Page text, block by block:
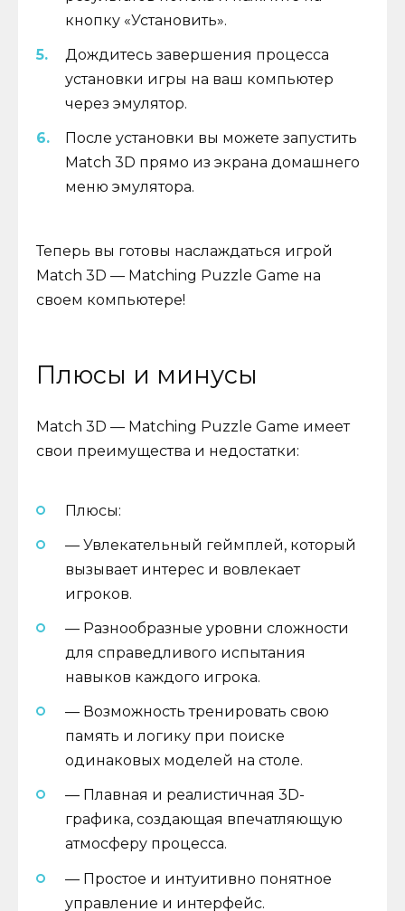
кнопку «Установить».
Дождитесь завершения процесса
установки игры на ваш компьютер
через эмулятор.
После установки вы можете запустить
Match 3D прямо из экрана домашнего
меню эмулятора.
Теперь вы готовы наслаждаться игрой
Match 3D — Matching Puzzle Game на
своем компьютере!
Плюсы и минусы
Match 3D — Matching Puzzle Game имеет
свои преимущества и недостатки:
Плюсы:
— Увлекательный геймплей, который
вызывает интерес и вовлекает
игроков.
— Разнообразные уровни сложности
для справедливого испытания
навыков каждого игрока.
— Возможность тренировать свою
память и логику при поиске
одинаковых моделей на столе.
— Плавная и реалистичная 3D-
графика, создающая впечатляющую
атмосферу процесса.
— Простое и интуитивно понятное
управление и интерфейс.